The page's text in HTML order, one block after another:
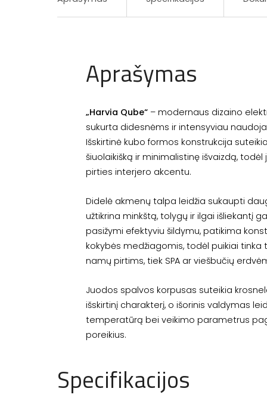
Aprašymas
„Harvia Qube“ – modernaus dizaino
sukurta didesnėms ir intensyviau
Išskirtinė kubo formos konstrukcija
šiuolaikišką ir minimalistinę išvaizdą,
pirties interjero akcentu.
Didelė akmenų talpa leidžia sukaupti
užtikrina minkštą, tolygų ir ilgai išliekantį
pasižymi efektyviu šildymu, patikima
kokybės medžiagomis, todėl puikiai tinka
namų pirtims, tiek SPA ar viešbučių
Juodos spalvos korpusas suteikia
išskirtinį charakterį, o išorinis valdymas
temperatūrą bei veikimo parametrus
poreikius.
Specifikacijos